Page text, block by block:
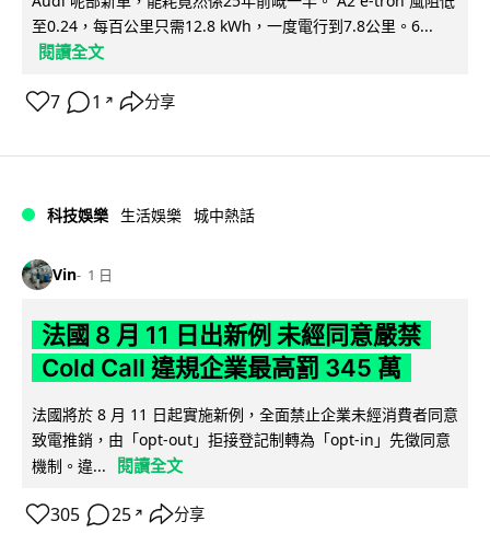
至0.24，每百公里只需12.8 kWh，一度電行到7.8公里。6...
閱讀全文
7 1 ↗ 分享
科技娛樂 生活娛樂 城中熱話
Vin 1 日
法國 8 月 11 日出新例 未經同意嚴禁
Cold Call 違規企業最高罰 345 萬
法國將於 8 月 11 日起實施新例，全面禁止企業未經消費者同意
致電推銷，由「opt-out」拒接登記制轉為「opt-in」先徵同意
機制。違...
閱讀全文
305 25 ↗ 分享